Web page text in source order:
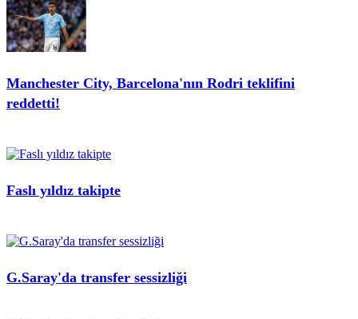
Manchester City, Barcelona'nın Rodri teklifini
reddetti!
Faslı yıldız takipte
G.Saray'da transfer sessizliği